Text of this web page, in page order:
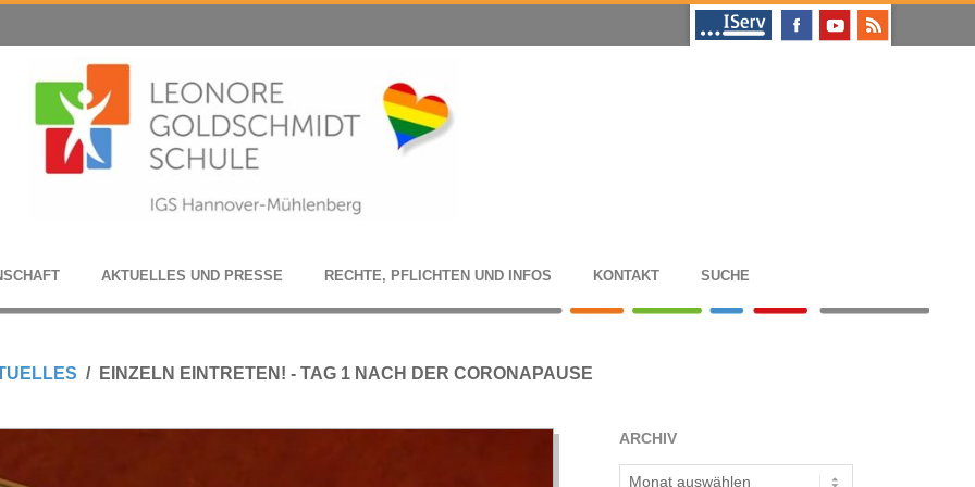
AKTU­EL­LES UND PRESSE RECHTE, PFLICH­TEN UND INFOS KON­TAKT SUCHE
EINZELN EINTRETEN! - TAG 1 NACH DER CORONAPAUSE
ARCHIV
Archiv